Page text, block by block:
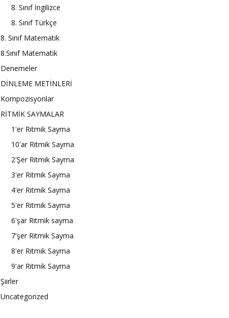
8. Sınıf İngilizce
8. Sınıf Türkçe
8. Sınıf Matematik
8.Sınıf Matematik
Denemeler
DİNLEME METİNLERİ
Kompozisyonlar
RİTMİK SAYMALAR
1'er Ritmik Sayma
10'ar Ritmik Sayma
2'Şer Ritmik Sayma
3'er Ritmik Sayma
4'er Ritmik Sayma
5'er Ritmik Sayma
6'şar Ritmik sayma
7'şer Ritmik Sayma
8'er Ritmik Sayma
9'ar Ritmik Sayma
Şiirler
Uncategorized